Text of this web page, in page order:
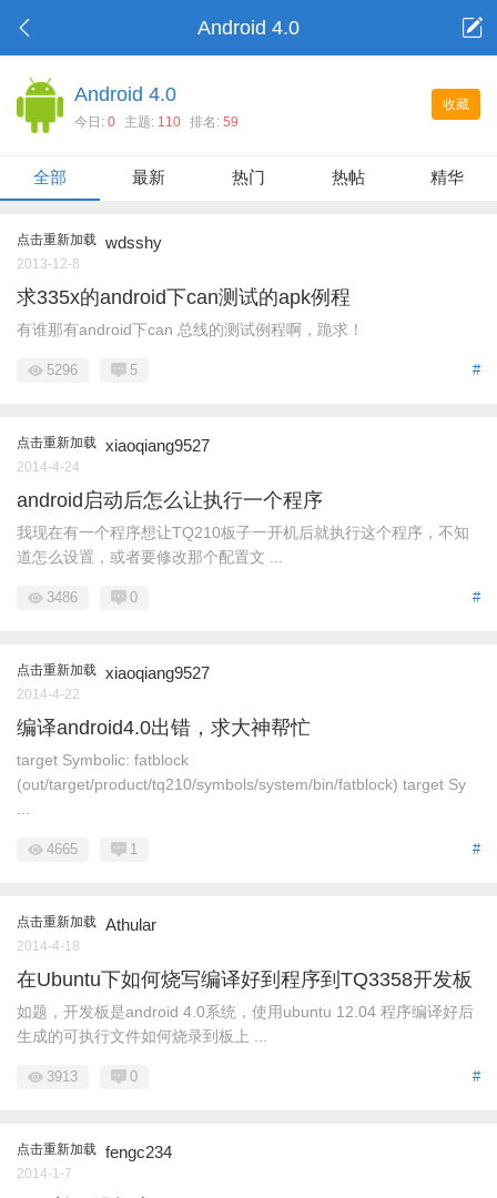
Android 4.0
收藏
Android 4.0
今日: 0 主题: 110 排名: 59
全部 最新 热门 热帖 精华
点击重新加载 wdsshy
2013-12-8
求335x的android下can测试的apk例程
有谁那有android下can 总线的测试例程啊，跪求！
#
5296 5
点击重新加载 xiaoqiang9527
2014-4-24
android启动后怎么让执行一个程序
我现在有一个程序想让TQ210板子一开机后就执行这个程序，不知
道怎么设置，或者要修改那个配置文 ...
#
3486 0
点击重新加载 xiaoqiang9527
2014-4-22
编译android4.0出错，求大神帮忙
target Symbolic: fatblock
(out/target/product/tq210/symbols/system/bin/fatblock) target Sy
#
4665 1
点击重新加载 Athular
2014-4-18
在Ubuntu下如何烧写编译好到程序到TQ3358开发板
如题，开发板是android 4.0系统，使用ubuntu 12.04 程序编译好后
生成的可执行文件如何烧录到板上 ...
#
3913 0
点击重新加载 fengc234
2014-1-7